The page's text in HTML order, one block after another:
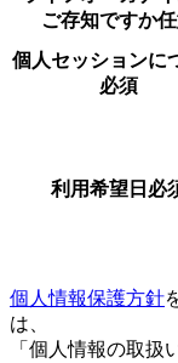
ご存知ですか
個人セッションに
必須
利用希望日 必
個人情報保護方針
は、
「個人情報の取扱